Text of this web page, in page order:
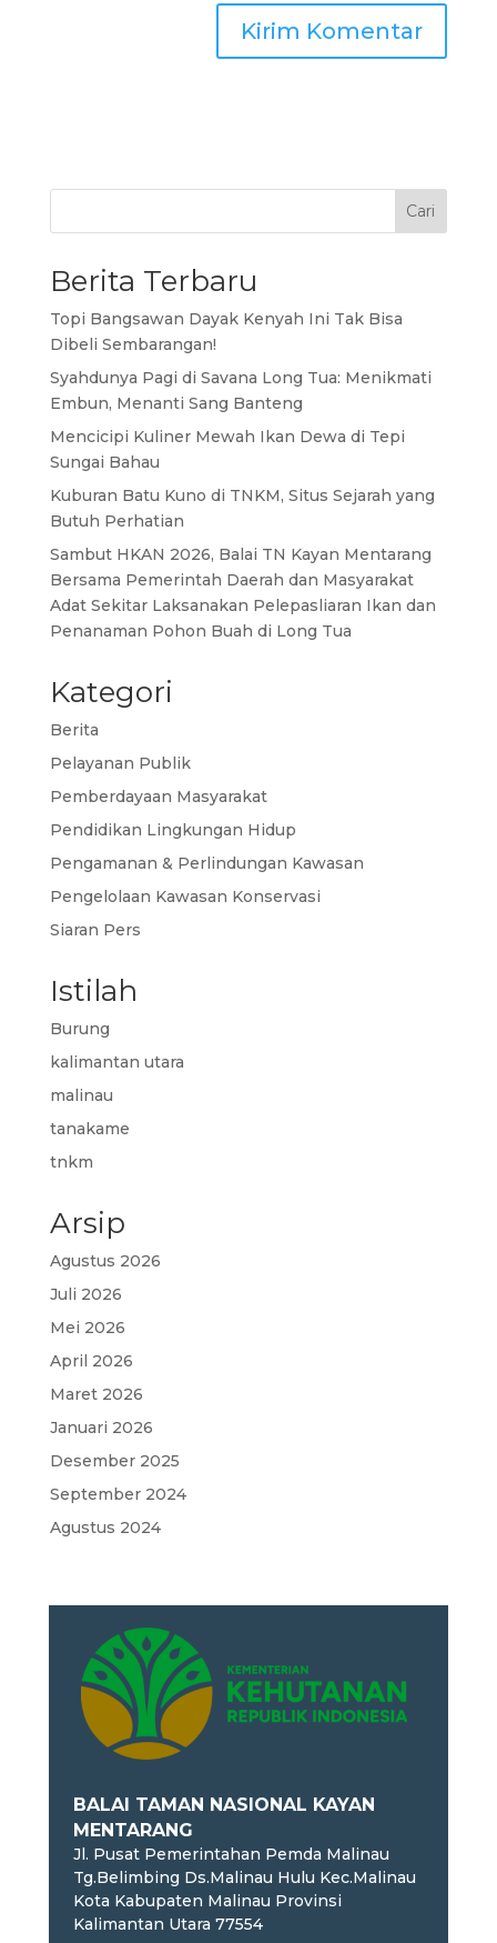
Cari
Berita Terbaru
Topi Bangsawan Dayak Kenyah Ini Tak Bisa
Dibeli Sembarangan!
Syahdunya Pagi di Savana Long Tua: Menikmati
Embun, Menanti Sang Banteng
Mencicipi Kuliner Mewah Ikan Dewa di Tepi
Sungai Bahau
Kuburan Batu Kuno di TNKM, Situs Sejarah yang
Butuh Perhatian
Sambut HKAN 2026, Balai TN Kayan Mentarang
Bersama Pemerintah Daerah dan Masyarakat
Adat Sekitar Laksanakan Pelepasliaran Ikan dan
Penanaman Pohon Buah di Long Tua
Kategori
Berita
Pelayanan Publik
Pemberdayaan Masyarakat
Pendidikan Lingkungan Hidup
Pengamanan & Perlindungan Kawasan
Pengelolaan Kawasan Konservasi
Siaran Pers
Istilah
Burung
kalimantan utara
malinau
tanakame
tnkm
Arsip
Agustus 2026
Juli 2026
Mei 2026
April 2026
Maret 2026
Januari 2026
Desember 2025
September 2024
Agustus 2024
BALAI TAMAN NASIONAL KAYAN
MENTARANG
Jl. Pusat Pemerintahan Pemda Malinau
Tg.Belimbing Ds.Malinau Hulu Kec.Malinau
Kota Kabupaten Malinau Provinsi
Kalimantan Utara 77554